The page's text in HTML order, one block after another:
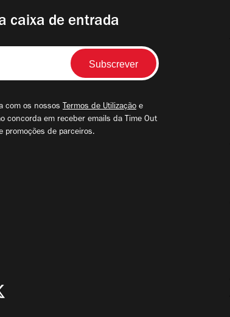
caixa de entrada
com os nossos Termos de Utilização e
concorda em receber emails da Time Out
promoções de parceiros.